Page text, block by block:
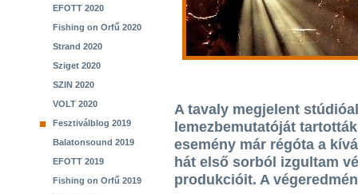
EFOTT 2020
Fishing on Orfű 2020
Strand 2020
Sziget 2020
SZIN 2020
VOLT 2020
Fesztiválblog 2019
Balatonsound 2019
EFOTT 2019
Fishing on Orfű 2019
A tavaly megjelent
lemezbemutatóját
esemény már régóta a
hát első sorból izgultam
produkcióit. A